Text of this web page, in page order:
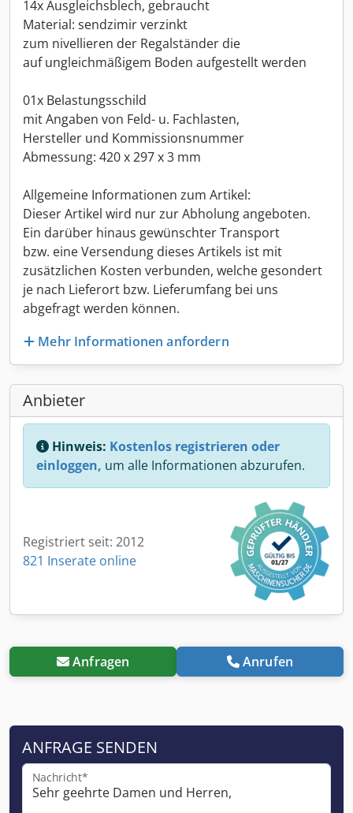
14x Ausgleichsblech, gebraucht
Material: sendzimir verzinkt
zum nivellieren der Regalständer die
auf ungleichmäßigem Boden aufgestellt werden
01x Belastungsschild
mit Angaben von Feld- u. Fachlasten,
Hersteller und Kommissionsnummer
Abmessung: 420 x 297 x 3 mm
Allgemeine Informationen zum Artikel:
Dieser Artikel wird nur zur Abholung angeboten.
Ein darüber hinaus gewünschter Transport
bzw. eine Versendung dieses Artikels ist mit
zusätzlichen Kosten verbunden, welche gesondert
je nach Lieferort bzw. Lieferumfang bei uns
abgefragt werden können.
Mehr Informationen anfordern
Anbieter
Hinweis: Kostenlos registrieren oder
einloggen, um alle Informationen abzurufen.
Registriert seit: 2012
821 Inserate online
Anfragen Anrufen
ANFRAGE SENDEN
Nachricht*